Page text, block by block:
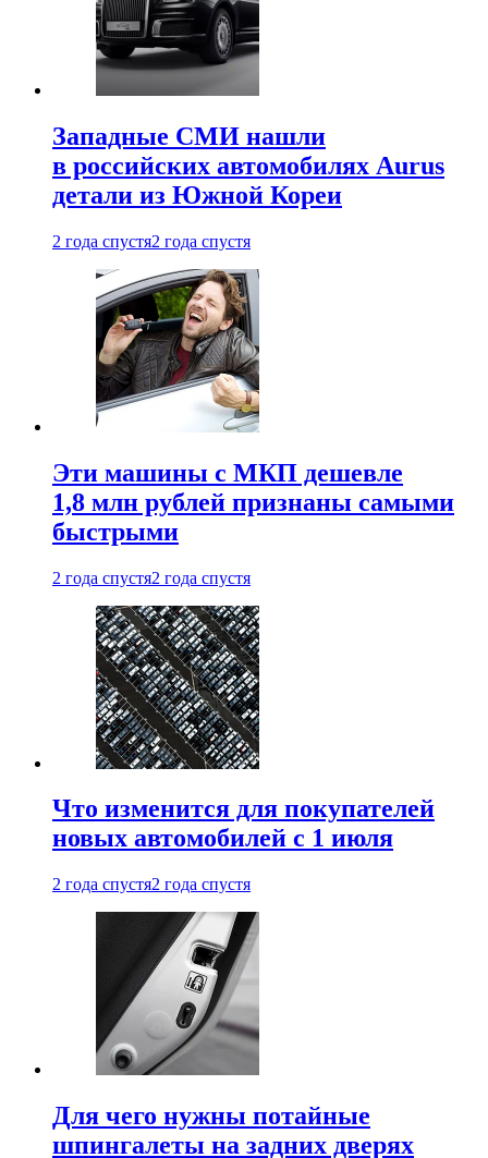
Западные СМИ нашли
в российских автомобилях Aurus
детали из Южной Кореи
2 года спустя2 года спустя
Эти машины с МКП дешевле
1,8 млн рублей признаны самыми
быстрыми
2 года спустя2 года спустя
Что изменится для покупателей
новых автомобилей с 1 июля
2 года спустя2 года спустя
Для чего нужны потайные
шпингалеты на задних дверях